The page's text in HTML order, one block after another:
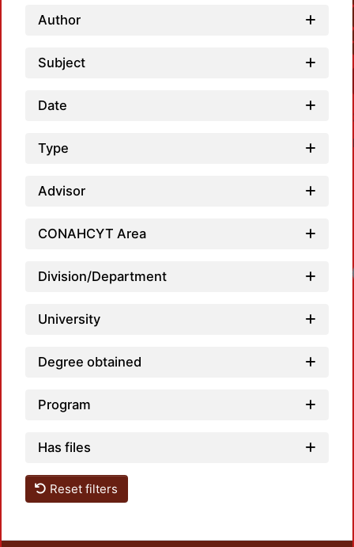
Author
Subject
Date
Type
Advisor
CONAHCYT Area
Division/Department
University
Degree obtained
Program
Has files
Reset filters